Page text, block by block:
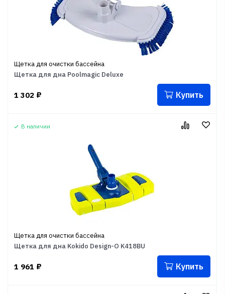
Щетка для очистки бассейна
Щетка для дна Poolmagic Deluxe
1 302 ₽ Купить
В наличии
Щетка для очистки бассейна
Щетка для дна Kokido Design-O K418BU
1 961 ₽ Купить